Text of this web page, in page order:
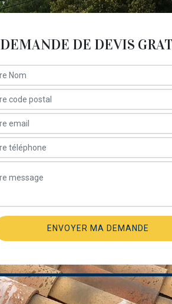
DEMANDE DE DEVIS